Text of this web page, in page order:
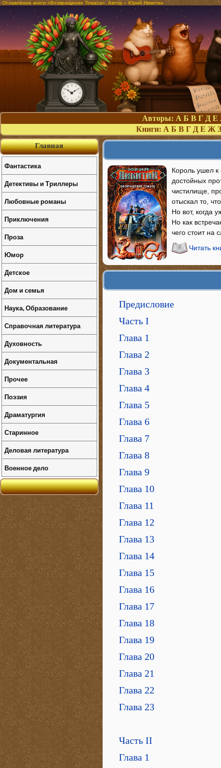
Оглавление книги «Возвращение Томаса». Автор – Юрий Никитин
Авторы: А Б В Г Д Е
Книги: А Б В Г Д Е Ж З
Король ушел к
достойных
чистилище,
отыскал то,
Но вот, когда
Но как
чего стоит на
Читать
Предисловие
Часть I
Глава 1
Глава 2
Глава 3
Глава 4
Глава 5
Глава 6
Глава 7
Глава 8
Глава 9
Глава 10
Глава 11
Глава 12
Глава 13
Глава 14
Глава 15
Глава 16
Глава 17
Глава 18
Глава 19
Глава 20
Глава 21
Глава 22
Глава 23
Часть II
Глава 1
Главная
Фантастика
Детективы и Триллеры
Любовные романы
Приключения
Проза
Юмор
Детское
Дом и семья
Наука, Образование
Справочная литература
Духовность
Документальная
Прочее
Поэзия
Драматургия
Старинное
Деловая литература
Военное дело